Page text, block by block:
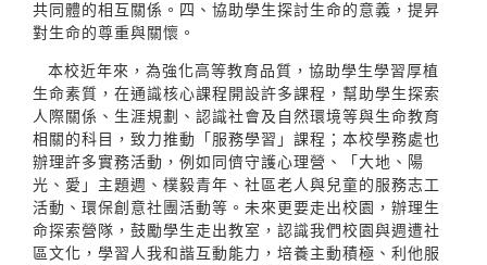
共同體的相互關係。四、協助學生探討生命的意義，提昇
對生命的尊重與關懷。
本校近年來，為強化高等教育品質，協助學生學習厚植
生命素質，在通識核心課程開設許多課程，幫助學生探索
人際關係、生涯規劃、認識社會及自然環境等與生命教育
相關的科目，致力推動「服務學習」課程；本校學務處也
辦理許多實務活動，例如同儕守護心理營、「大地、陽
光、愛」主題週、樸毅青年、社區老人與兒童的服務志工
活動、環保創意社團活動等。未來更要走出校園，辦理生
命探索營隊，鼓勵學生走出教室，認識我們校園與週遭社
區文化，學習人我和諧互動能力，培養主動積極、利他服